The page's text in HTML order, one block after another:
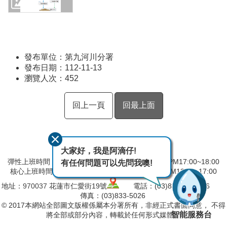
發布單位：第九河川分署
發布日期：112-11-13
瀏覽人次： 452
回上一頁 回最上面
彈性上班時間：AM8:00~09:00 彈性下班時間：PM17:00~18:00
核心上班時間：星期一 ~ 星期五 AM09:00~12:30 PM13:30~17:00
地址： 970037 花蓮市仁愛街19號
電話：(03)832-5103～6
傳真：(03)833-5026
© 2017本網站全部圖文版權係屬本分署所有，非經正式書面同意， 不得
將全部或部分內容，轉載於任何形式媒體。
大家好，我是阿滴仔!
有任何問題可以先問我噢!
智能服務台